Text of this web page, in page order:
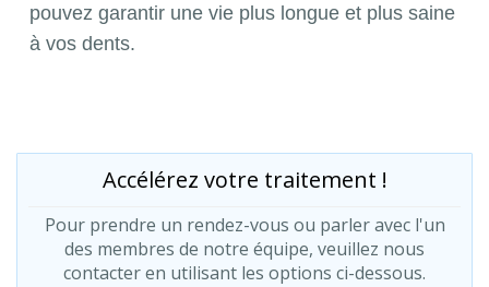
pouvez garantir une vie plus longue et plus saine
à vos dents.
Accélérez votre traitement !
Pour prendre un rendez-vous ou parler avec l'un
des membres de notre équipe, veuillez nous
contacter en utilisant les options ci-dessous.